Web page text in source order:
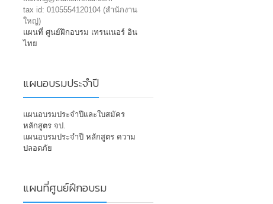
tax id: 0105554120104 (สำนักงาน
ใหญ่)
แผนที่ ศูนย์ฝึกอบรม เทรนเนอร์ อิน
ไทย
แผนอบรมประจำปี
แผนอบรมประจำปีและใบสมัคร
หลักสูตร จป.
แผนอบรมประจำปี หลักสูตร ความ
ปลอดภัย
แผนที่ศูนย์ฝึกอบรม